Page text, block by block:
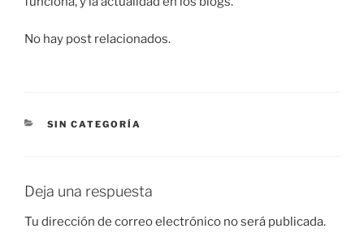
No hay post relacionados.
CATEGORÍAS
SIN CATEGORÍA
Deja una respuesta
Tu dirección de correo electrónico no será publicada.